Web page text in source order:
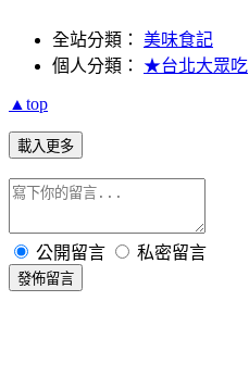
全站分類： 美味食記
個人分類： ★台北大眾吃
▲top
載入更多
公開留言 私密留言
發佈留言